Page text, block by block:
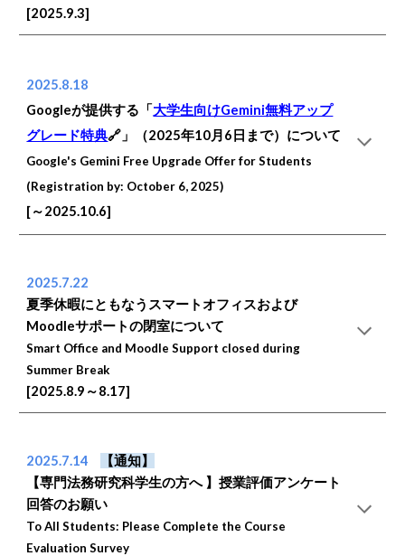
[2025.9.3]
2025.8.18
Googleが提供する「大学生向けGemini無料アップ
グレード特典🔗」（2025年10月6日まで）について
Google's Gemini Free Upgrade Offer for Students
(Registration by: October 6, 2025)
[～2025.10.6]
2025.7.22
夏季休暇にともなうスマートオフィスおよび
Moodleサポートの閉室について
Smart Office and Moodle Support closed during
Summer Break
[2025.8.9～8.17]
2025.7.14
【通知】
【専門法務研究科学生の方へ 】授業評価アンケート
回答のお願い
To All Students: Please Complete the Course
Evaluation Survey